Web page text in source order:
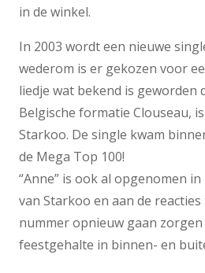
in de winkel.
In 2003 wordt een nieuwe
wederom is er gekozen voor
liedje wat bekend is geworden
Belgische formatie Clouseau,
Starkoo. De single kwam
de Mega Top 100!
“Anne” is ook al opgenomen
van Starkoo en aan de
nummer opnieuw gaan
feestgehalte in binnen- en